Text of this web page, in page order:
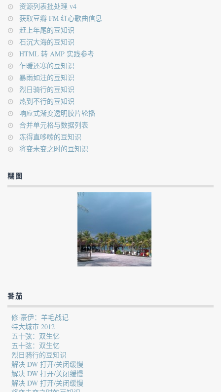
资源列表批处理 v4
获取豆瓣 FM 红心歌曲信息
赶上年尾的豆知识
石沉大海的豆知识
HTML 转 AMP 实践参考
乍暖还寒的豆知识
暴雨如注的豆知识
烈日骑行的豆知识
热到不行的豆知识
响应式渐变透明胶片轮播
合并单元格与数据列表
冻得直哆嗦的豆知识
将变未变之时的豆知识
糊图
番茄
修·豪伊：羊毛战记
特大城市 2012
五十弦：双生忆
五十弦：双生忆
烈日骑行的豆知识
解决 DW 打开/关闭缓慢
解决 DW 打开/关闭缓慢
解决 DW 打开/关闭缓慢